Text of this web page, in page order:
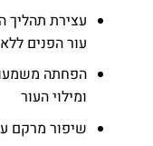
עצירת תהליך
עור הפנים
הפחתה
ומילוי העור
שיפור מרקם